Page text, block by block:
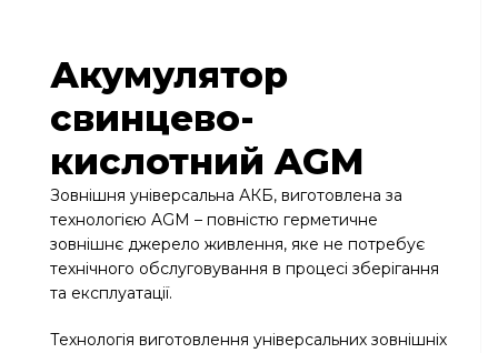
Акумулятор
свинцево-
кислотний AGM
Зовнішня універсальна АКБ, виготовлена за
технологією AGM – повністю герметичне
зовнішнє джерело живлення, яке не потребує
технічного обслуговування в процесі зберігання
та експлуатації.
Технологія виготовлення універсальних зовнішніх